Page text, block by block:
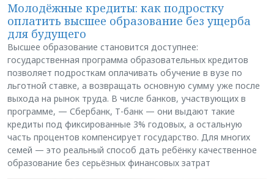
Молодёжные кредиты: как подростку
оплатить высшее образование без ущерба
для будущего
Высшее образование становится доступнее:
государственная программа образовательных кредитов
позволяет подросткам оплачивать обучение в вузе по
льготной ставке, а возвращать основную сумму уже после
выхода на рынок труда. В числе банков, участвующих в
программе, — Сбербанк, Т-банк — они выдают такие
кредиты под фиксированные 3% годовых, а остальную
часть процентов компенсирует государство. Для многих
семей — это реальный способ дать ребёнку качественное
образование без серьёзных финансовых затрат